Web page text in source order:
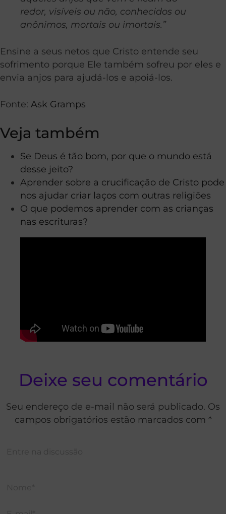
redor, visíveis ou não, conhecidos ou
anônimos, mortais ou imortais.”
Ensine a seus netos que Cristo entende seu
sofrimento porque Ele também sofreu por eles e
envia anjos para ajudá-los e apoiá-los.
Fonte: Ask Gramps
Veja também
Se Deus é tão bom, por que o mundo está
desse jeito?
Aprender sobre a crucificação de Cristo pode
nos ajudar criar laços com outras religiões
O que podemos aprender com as crianças
nas escrituras?
Deixe seu comentário
Seu endereço de e-mail não será publicado. Os
campos obrigatórios estão marcados com *